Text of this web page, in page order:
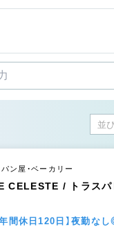
ン屋・ベーカリー
CELESTE / トラスパ
年間休日120日】夜勤な